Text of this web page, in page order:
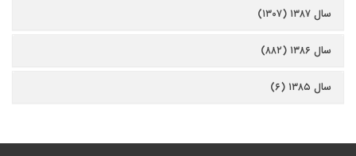
سال ۱۳۸۷ (۱۳۰۷)
سال ۱۳۸۶ (۸۸۲)
سال ۱۳۸۵ (۶)